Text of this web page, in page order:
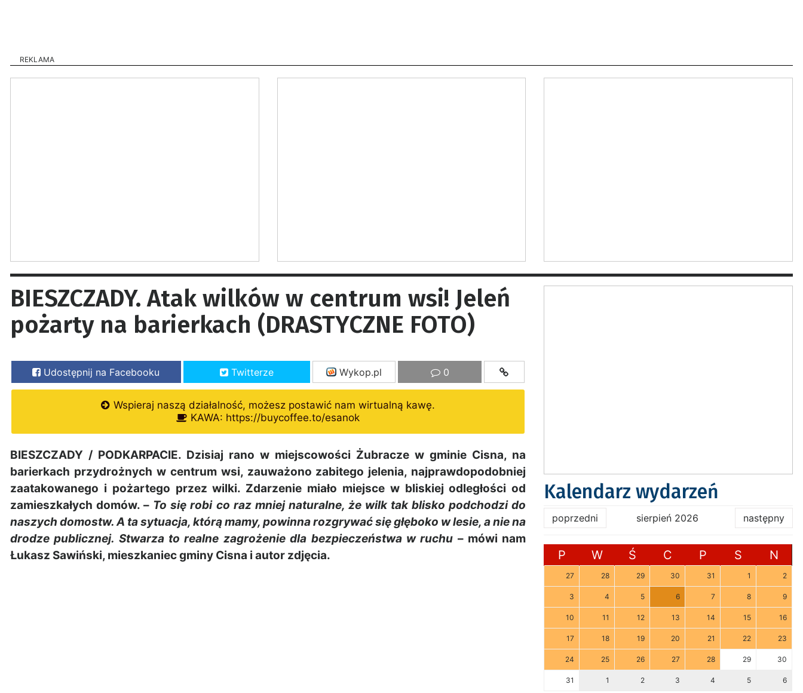
REKLAMA
BIESZCZADY. Atak wilków w centrum wsi! Jeleń
pożarty na barierkach (DRASTYCZNE FOTO)
Udostępnij na Facebooku Twitterze Wykop.pl 0
Wspieraj naszą działalność, możesz postawić nam wirtualną kawę.
KAWA: https://buycoffee.to/esanok
BIESZCZADY / PODKARPACIE. Dzisiaj rano w miejscowości Żubracze w gminie Cisna, na
barierkach przydrożnych w centrum wsi, zauważono zabitego jelenia, najprawdopodobniej
zaatakowanego i pożartego przez wilki. Zdarzenie miało miejsce w bliskiej odległości od
zamieszkałych domów. – To się robi co raz mniej naturalne, że wilk tak blisko podchodzi do
naszych domostw. A ta sytuacja, którą mamy, powinna rozgrywać się głęboko w lesie, a nie na
drodze publicznej. Stwarza to realne zagrożenie dla bezpieczeństwa w ruchu – mówi nam
Łukasz Sawiński, mieszkaniec gminy Cisna i autor zdjęcia.
Kalendarz wydarzeń
poprzedni sierpień 2026 następny
P W Ś C P S N
27 28 29 30 31 1 2
3 4 5 6 7 8 9
10 11 12 13 14 15 16
17 18 19 20 21 22 23
24 25 26 27 28 29 30
31 1 2 3 4 5 6